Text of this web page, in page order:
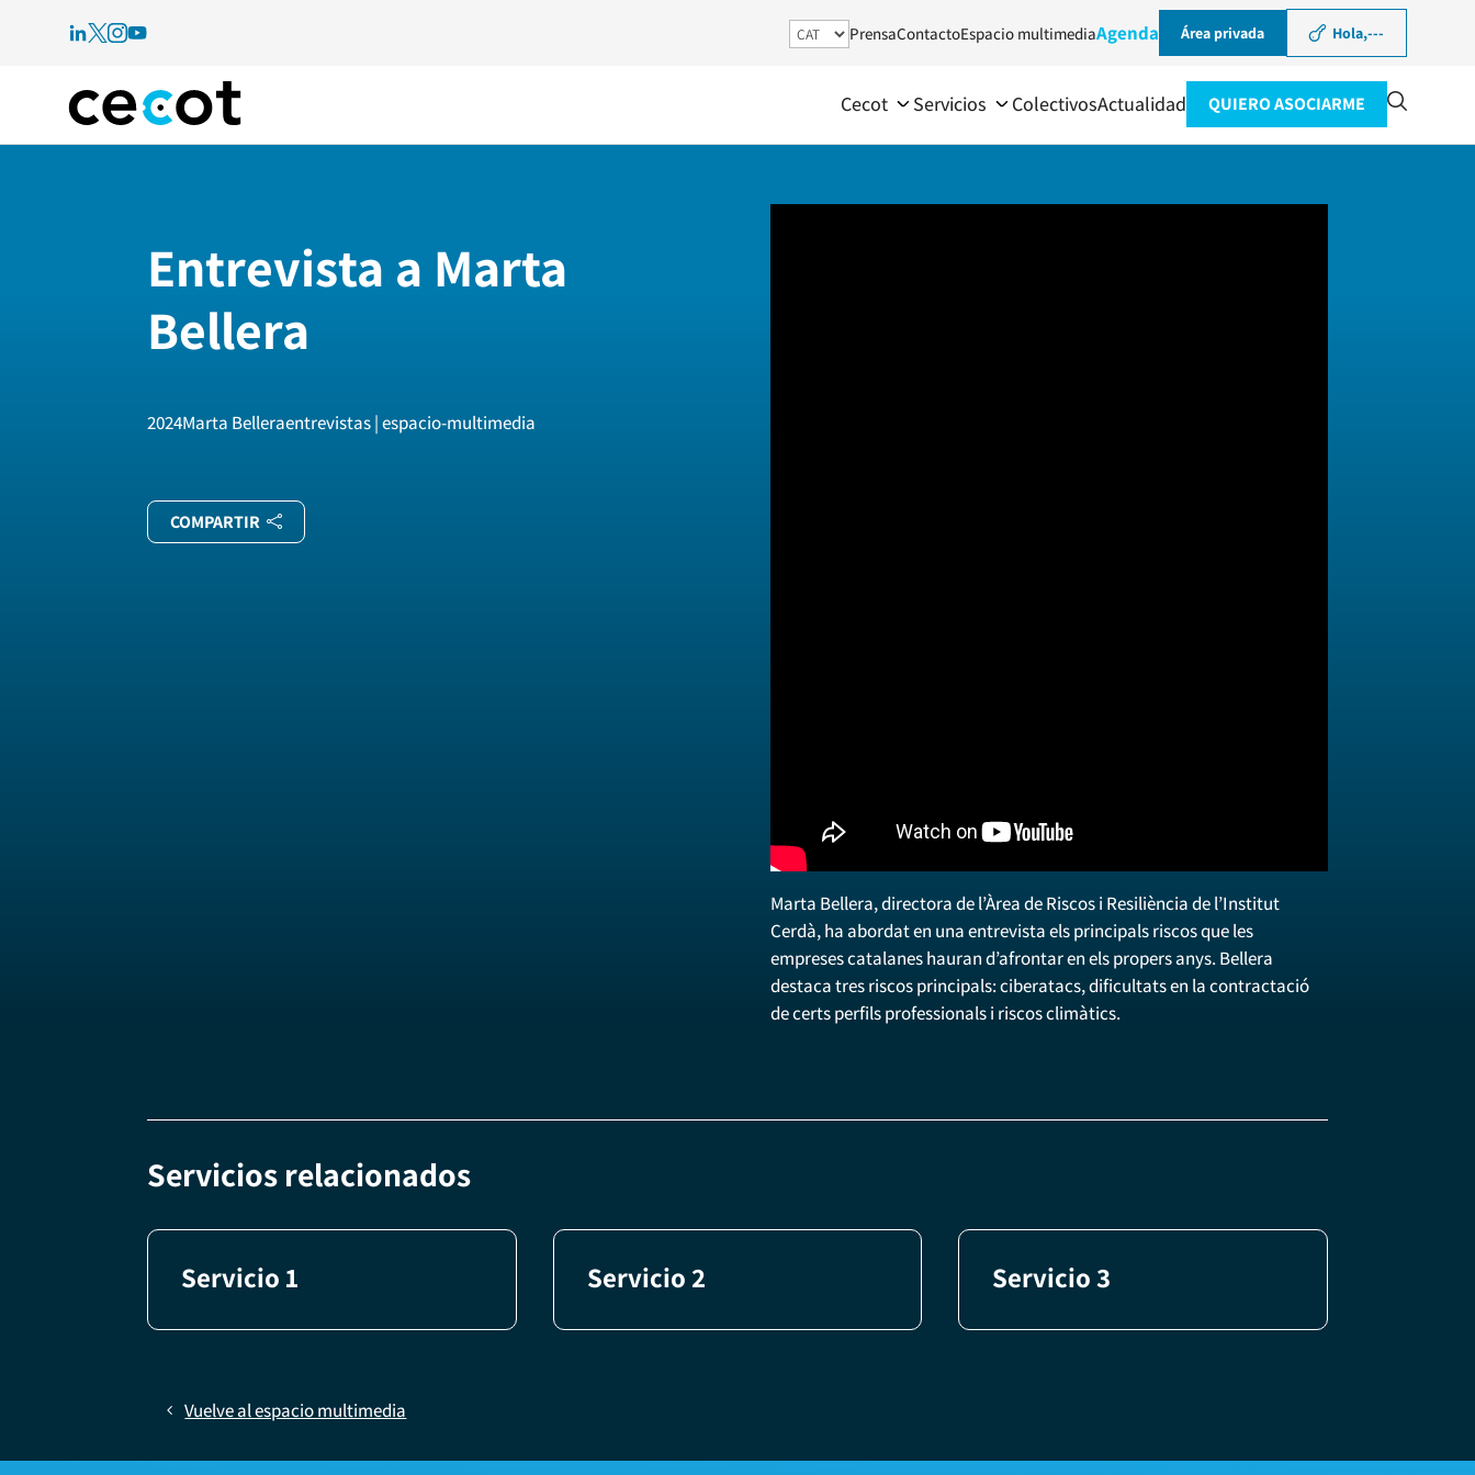
PrensaContactoEspacio multimediaAgenda Área privada Hola,---
Cecot Servicios ColectivosActualidad QUIERO ASOCIARME
Entrevista a Marta
Bellera
2024Marta Belleraentrevistas | espacio-multimedia
COMPARTIR
Marta Bellera, directora de l’Àrea de Riscos i Resiliència de l’Institut
Cerdà, ha abordat en una entrevista els principals riscos que les
empreses catalanes hauran d’afrontar en els propers anys. Bellera
destaca tres riscos principals: ciberatacs, dificultats en la contractació
de certs perfils professionals i riscos climàtics.
Servicios relacionados
Servicio 1 Servicio 2 Servicio 3
Vuelve al espacio multimedia